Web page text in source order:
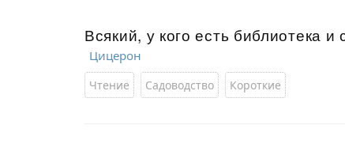
Всякий, у кого есть библиотека
Цицерон
Чтение Садоводство Короткие